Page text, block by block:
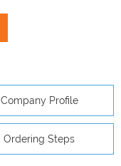
Company Profile
Ordering Steps